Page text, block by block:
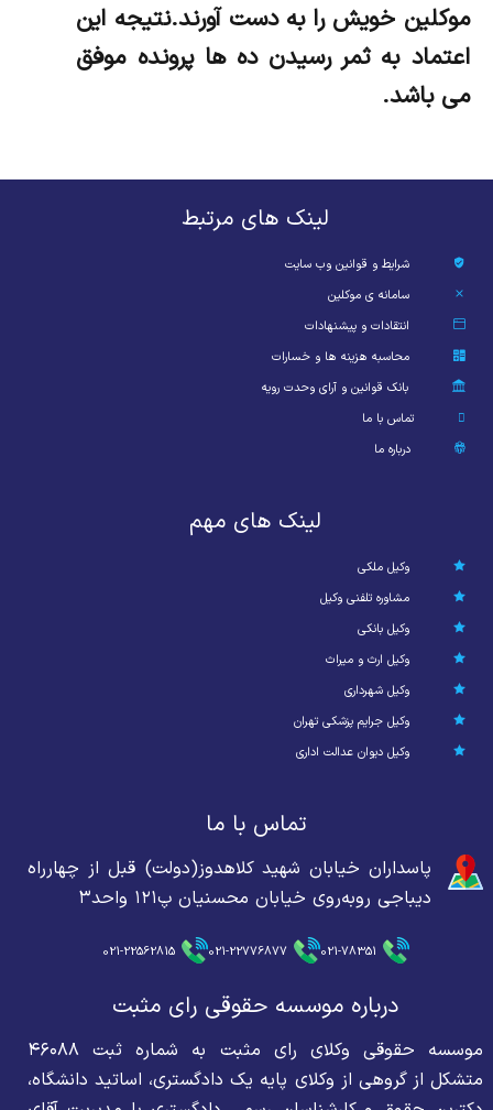
موکلین خویش را به دست آورند.نتیجه این
اعتماد به ثمر رسیدن ده ها پرونده موفق
می باشد.
لینک های مرتبط
شرایط و قوانین وب سایت
سامانه ی موکلین
انتقادات و پیشنهادات
محاسبه هزینه ها و خسارات
بانک قوانین و آرای وحدت رویه
تماس با ما
درباره ما
لینک های مهم
وکیل ملکی
مشاوره تلفنی وکیل
وکیل بانکی
وکیل ارث و میراث
وکیل شهرداری
وکیل جرایم پزشکی تهران
وکیل دیوان عدالت اداری
تماس با ما
پاسداران خیابان شهید کلاهدوز(دولت) قبل از چهارراه
دیباجی روبه‌روی خیابان محسنیان پ۱۲۱ واحد۳
021-78351
021-22776877
021-22562815
درباره موسسه حقوقی رای مثبت
موسسه حقوقی وکلای رای مثبت به شماره ثبت ۴۶۰۸۸
متشکل از گروهی از وکلای پایه یک دادگستری، اساتید دانشگاه،